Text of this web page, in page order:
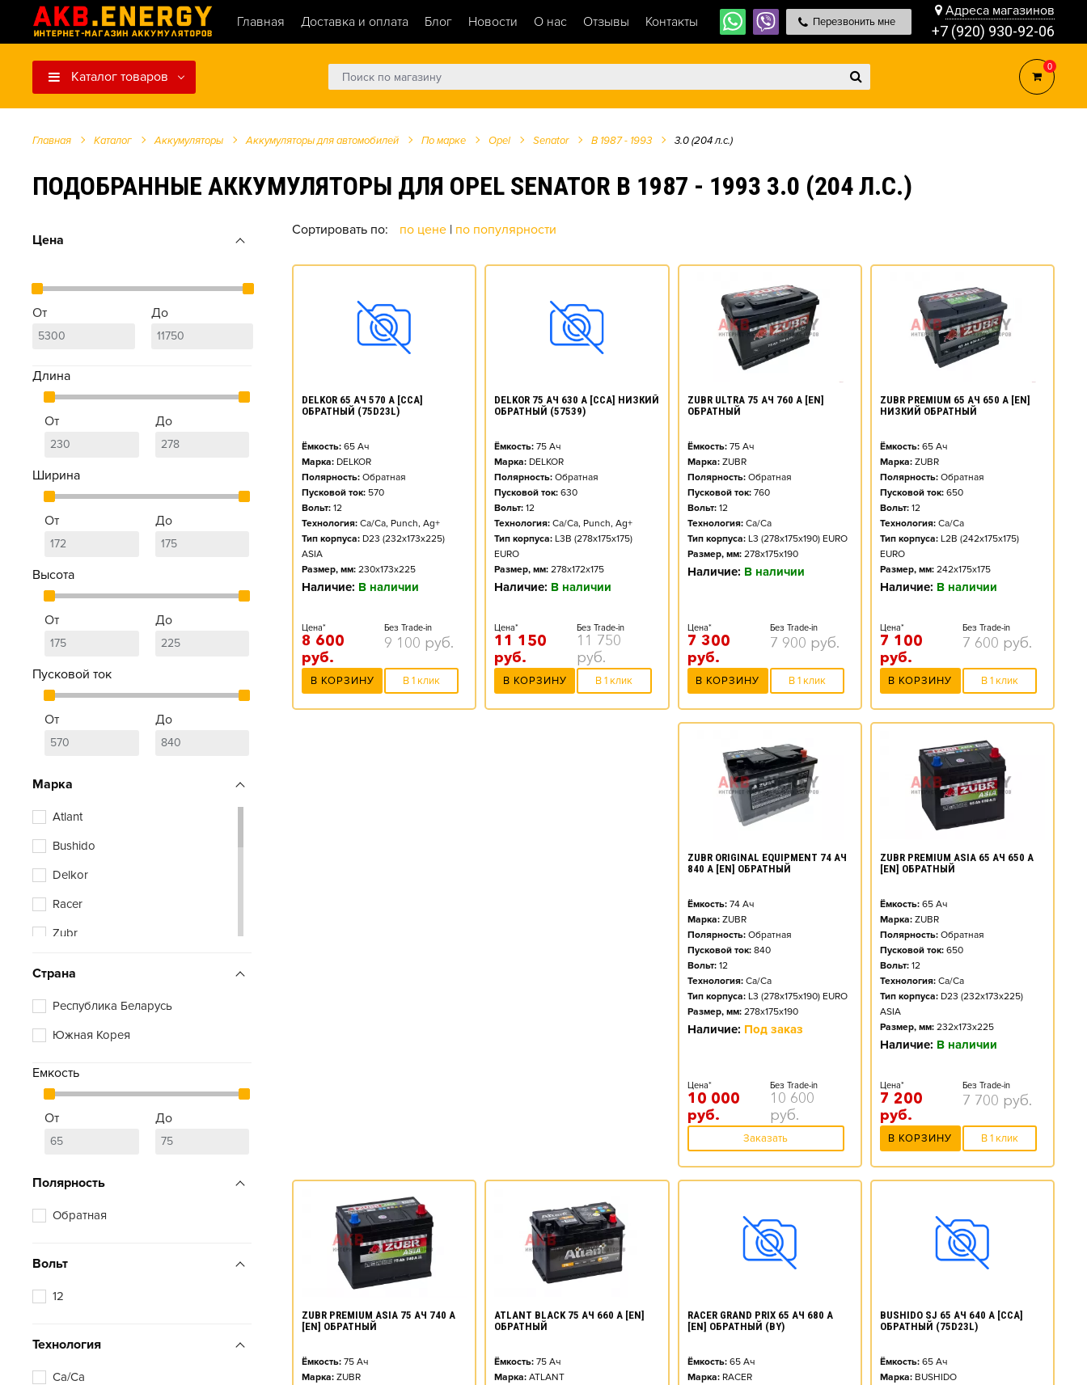
Главная Доставка и оплата Блог Новости О нас Отзывы Контакты Перезвонить мне
Адреса магазинов
+7 (920) 930-92-06
Каталог товаров
0
Главная Каталог Аккумуляторы Аккумуляторы для автомобилей По марке Opel Senator B 1987 - 1993 3.0 (204 л.с.)
ПОДОБРАННЫЕ АККУМУЛЯТОРЫ ДЛЯ OPEL SENATOR B 1987 - 1993 3.0 (204 Л.С.)
Цена
От До
Длина
От До
Ширина
От До
Высота
От До
Пусковой ток
От До
Марка
Atlant
Bushido
Delkor
Racer
Zubr
Страна
Республика Беларусь
Южная Корея
Емкость
От До
Полярность
Обратная
Вольт
12
Технология
Ca/Ca
Сортировать по: по цене | по популярности
DELKOR 65 АЧ 570 А [CCA]
ОБРАТНЫЙ (75D23L)
Ёмкость: 65 Ач
Марка: DELKOR
Полярность: Обратная
Пусковой ток: 570
Вольт: 12
Технология: Ca/Ca, Punch, Ag+
Тип корпуса: D23 (232x173x225)
ASIA
Размер, мм: 230x173x225
Наличие: В наличии
Цена*
8 600
руб.
Без Trade-in
9 100 руб.
В КОРЗИНУ В 1 клик
DELKOR 75 АЧ 630 А [CCA] НИЗКИЙ
ОБРАТНЫЙ (57539)
Ёмкость: 75 Ач
Марка: DELKOR
Полярность: Обратная
Пусковой ток: 630
Вольт: 12
Технология: Ca/Ca, Punch, Ag+
Тип корпуса: L3B (278x175x175)
EURO
Размер, мм: 278x172x175
Наличие: В наличии
Цена*
11 150
руб.
Без Trade-in
11 750
руб.
В КОРЗИНУ В 1 клик
ZUBR ULTRA 75 АЧ 760 А [EN]
ОБРАТНЫЙ
Ёмкость: 75Ач
Марка: ZUBR
Полярность: Обратная
Пусковой ток: 760
Вольт: 12
Технология: Ca/Ca
Тип корпуса: L3 (278x175x190) EURO
Размер, мм: 278x175x190
Наличие: В наличии
Цена*
7 300
руб.
Без Trade-in
7 900 руб.
В КОРЗИНУ В 1 клик
ZUBR PREMIUM 65 АЧ 650 А [EN]
НИЗКИЙ ОБРАТНЫЙ
Ёмкость: 65Ач
Марка: ZUBR
Полярность: Обратная
Пусковой ток: 650
Вольт: 12
Технология: Ca/Ca
Тип корпуса: L2B (242x175x175)
EURO
Размер, мм: 242x175x175
Наличие: В наличии
Цена*
7 100
руб.
Без Trade-in
7 600 руб.
В КОРЗИНУ В 1 клик
ZUBR ORIGINAL EQUIPMENT 74 АЧ
840 А [EN] ОБРАТНЫЙ
Ёмкость: 74Ач
Марка: ZUBR
Полярность: Обратная
Пусковой ток: 840
Вольт: 12
Технология: Ca/Ca
Тип корпуса: L3 (278x175x190) EURO
Размер, мм: 278x175x190
Наличие: Под заказ
Цена*
10 000
руб.
Без Trade-in
10 600
руб.
Заказать
ZUBR PREMIUM ASIA 65 АЧ 650 А
[EN] ОБРАТНЫЙ
Ёмкость: 65Ач
Марка: ZUBR
Полярность: Обратная
Пусковой ток: 650
Вольт: 12
Технология: Ca/Ca
Тип корпуса: D23 (232x173x225)
ASIA
Размер, мм: 232x173x225
Наличие: В наличии
Цена*
7 200
руб.
Без Trade-in
7 700 руб.
В КОРЗИНУ В 1 клик
ZUBR PREMIUM ASIA 75 АЧ 740 А
[EN] ОБРАТНЫЙ
Ёмкость: 75 Ач
Марка: ZUBR
ATLANT BLACK 75 АЧ 660 А [EN]
ОБРАТНЫЙ
Ёмкость: 75 Ач
Марка: ATLANT
RACER GRAND PRIX 65 АЧ 680 А
[EN] ОБРАТНЫЙ (BY)
Ёмкость: 65Ач
Марка: RACER
BUSHIDO SJ 65 АЧ 640 А [CCA]
ОБРАТНЫЙ (75D23L)
Ёмкость: 65Ач
Марка: BUSHIDO